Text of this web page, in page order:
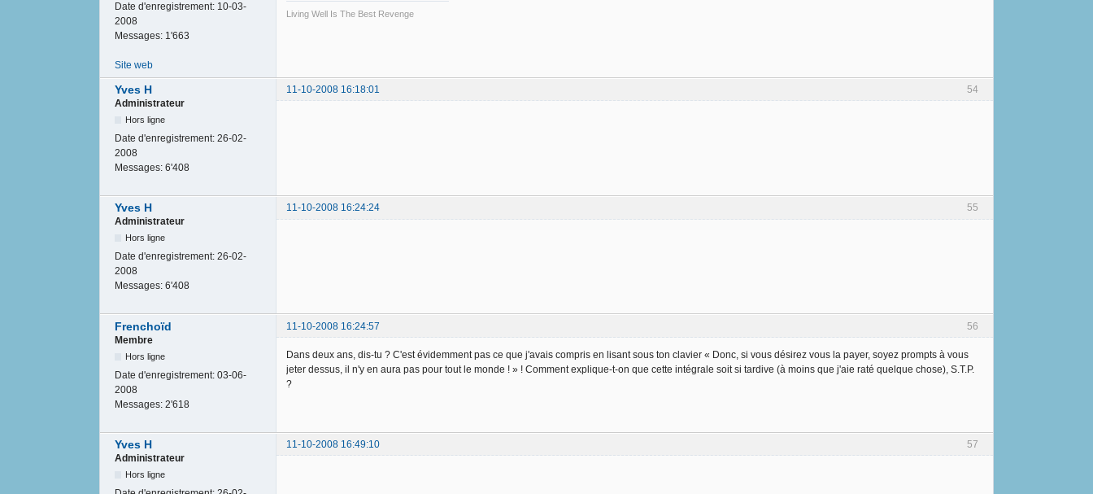
Date d'enregistrement: 10-03-
2008
Messages: 1'663
Living Well Is The Best Revenge
Site web
54
Yves H
11-10-2008 16:18:01
Administrateur
Hors ligne
Date d'enregistrement: 26-02-
2008
Messages: 6'408
55
Yves H
11-10-2008 16:24:24
Administrateur
Hors ligne
Date d'enregistrement: 26-02-
2008
Messages: 6'408
56
Frenchoïd
11-10-2008 16:24:57
Membre
Hors ligne
Date d'enregistrement: 03-06-
2008
Messages: 2'618
Dans deux ans, dis-tu ? C'est évidemment pas ce que j'avais compris en lisant sous ton clavier « Donc, si vous désirez vous la payer, soyez prompts à vous
jeter dessus, il n'y en aura pas pour tout le monde ! » ! Comment explique-t-on que cette intégrale soit si tardive (à moins que j'aie raté quelque chose), S.T.P.
?
57
Yves H
11-10-2008 16:49:10
Administrateur
Hors ligne